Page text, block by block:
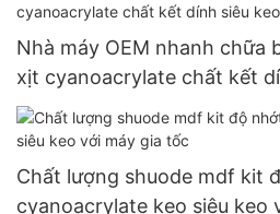
Nhà máy OEM nhanh chữa
xịt cyanoacrylate chất kết
Chất lượng shuode mdf kit
cyanoacrylate keo siêu keo